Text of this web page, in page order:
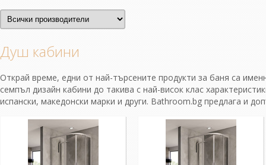
Душ кабини
Открай време, едни от най-търсените продукти за баня са
семпъл дизайн кабини до такива с най-висок клас
испански, македонски марки и други. Bathroom.bg предлага и